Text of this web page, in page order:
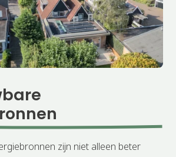
zijn niet alleen beter